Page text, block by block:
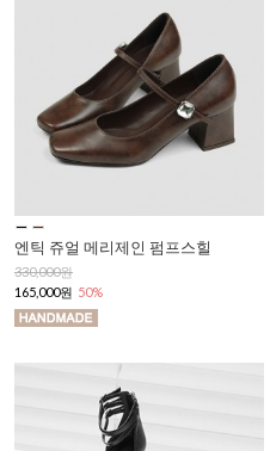
엔틱 쥬얼 메리제인 펌프스힐
330,000원
165,000원 50%